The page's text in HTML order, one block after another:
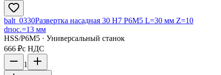
balt_0330Развертка насадная 30 Н7 Р6М5 L=30 мм Z=10
dпос.=13 мм
HSS/Р6М5 · Универсальный станок
666 ₽с НДС
1